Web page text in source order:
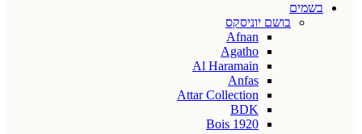
בשמים
בושם יוניסקס
Afnan
Agatho
Al Haramain
Anfas
Attar Collection
BDK
Bois 1920